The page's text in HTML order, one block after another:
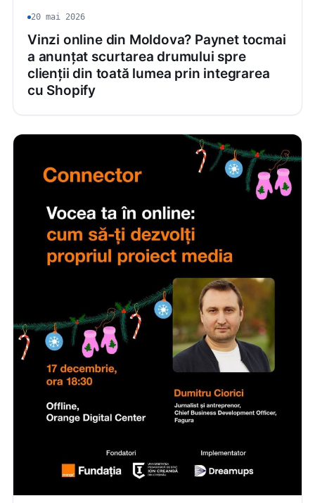
20 mai 2026
Vinzi online din Moldova? Paynet tocmai
a anunțat scurtarea drumului spre
clienții din toată lumea prin integrarea
cu Shopify